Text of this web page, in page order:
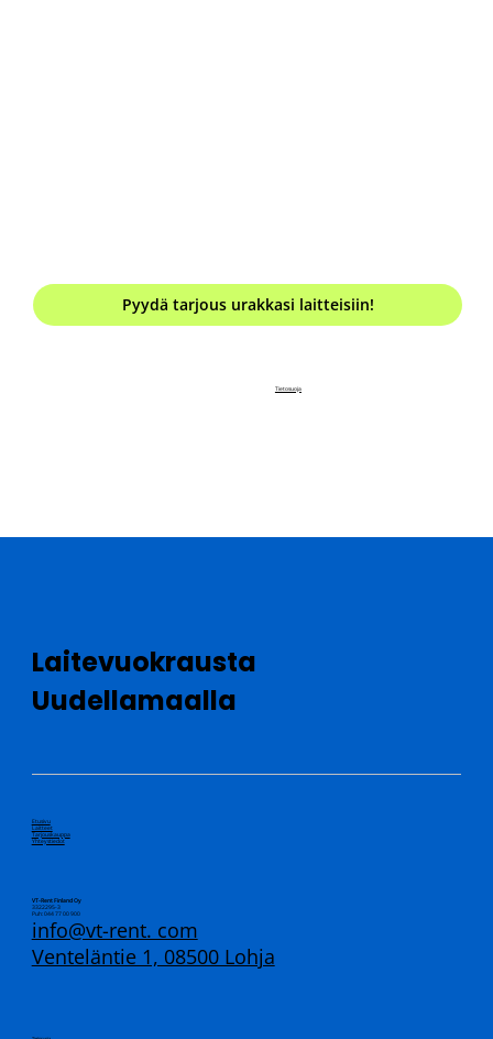
Pyydä tarjous urakkasi laitteisiin!
Tietosuoja
Laitevuokrausta
Uudellamaalla
VT-Rent Finland Oy
3322295-3
Puh: 044 77 00 900
info@vt-rent. com
Venteläntie 1, 08500 Lohja
Etusivu
Laitteet
Tarjouskauppa
Yhteystiedot